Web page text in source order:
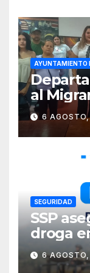
AYUNTAMIENTO
al
de
6
SEGURIDAD
SSP
droga
6